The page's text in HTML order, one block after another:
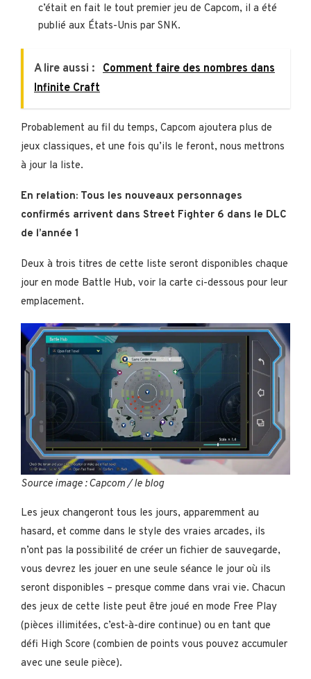
c’était en fait le tout premier jeu de Capcom, il a été
publié aux États-Unis par SNK.
A lire aussi :
Comment faire des nombres dans
Infinite Craft
Probablement au fil du temps, Capcom ajoutera plus de
jeux classiques, et une fois qu’ils le feront, nous mettrons
à jour la liste.
En relation: Tous les nouveaux personnages
confirmés arrivent dans Street Fighter 6 dans le DLC
de l’année 1
Deux à trois titres de cette liste seront disponibles chaque
jour en mode Battle Hub, voir la carte ci-dessous pour leur
emplacement.
Source image : Capcom / le blog
Les jeux changeront tous les jours, apparemment au
hasard, et comme dans le style des vraies arcades, ils
n’ont pas la possibilité de créer un fichier de sauvegarde,
vous devrez les jouer en une seule séance le jour où ils
seront disponibles – presque comme dans vrai vie. Chacun
des jeux de cette liste peut être joué en mode Free Play
(pièces illimitées, c’est-à-dire continue) ou en tant que
défi High Score (combien de points vous pouvez accumuler
avec une seule pièce).